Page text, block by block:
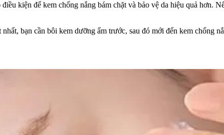
kiện để kem chống nắng bám chặt và bảo vệ da hiệu quả hơn.
bạn cần bôi kem dưỡng ẩm trước, sau đó mới đến kem chống